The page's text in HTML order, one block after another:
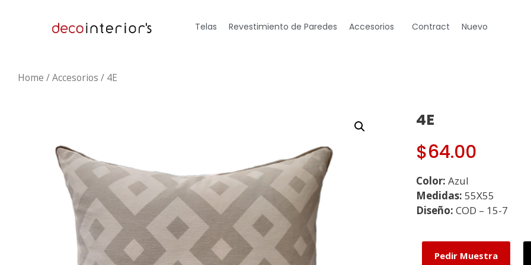
Telas Revestimiento de Paredes Accesorios Contract Nuevo
Home /Accesorios / 4E
4E
$64.00
Color: Azul
Medidas: 55X55
Diseño: COD – 15-7
Pedir Muestra